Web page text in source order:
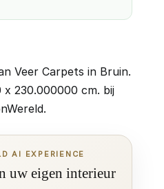
Veer Carpets in Bruin.
230.000000 cm. bij
AI EXPERIENCE
uw eigen interieur